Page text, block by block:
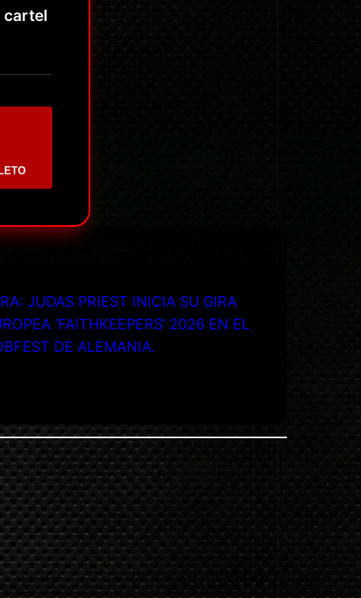
cartel
JUDAS PRIEST INICIA SU GIRA
‘FAITHKEEPERS’ 2026 EN EL
DE ALEMANIA.